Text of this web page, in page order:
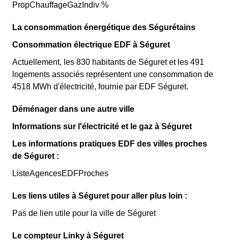
PropChauffageGazIndiv %
La consommation énergétique des Ségurétains
Consommation électrique EDF à Séguret
Actuellement, les 830 habitants de Séguret et les 491
logements associés représentent une consommation de
4518 MWh d'électricité, fournie par EDF Séguret.
Déménager dans une autre ville
Informations sur l'électricité et le gaz à Séguret
Les informations pratiques EDF des villes proches
de Séguret :
ListeAgencesEDFProches
Les liens utiles à Séguret pour aller plus loin :
Pas de lien utile pour la ville de Séguret
Le compteur Linky à Séguret